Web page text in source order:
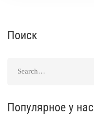
Поиск
Популярное у нас